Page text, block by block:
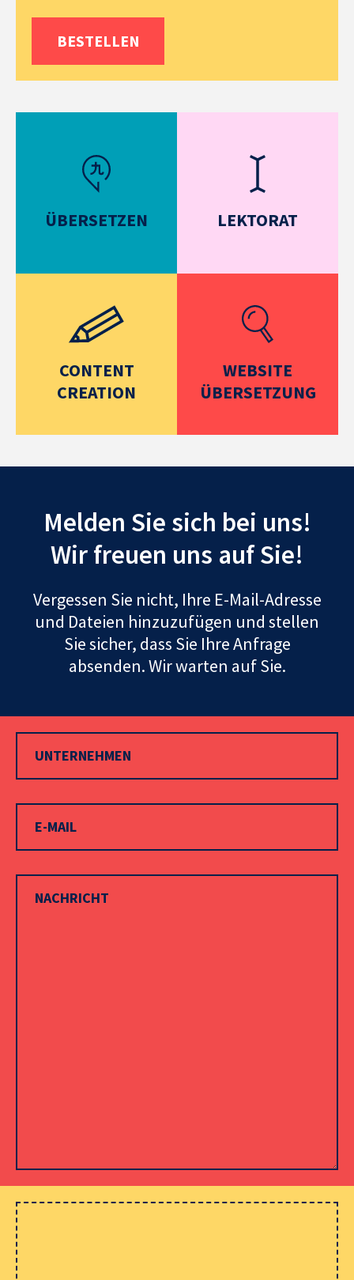
BESTELLEN
ÜBERSETZEN LEKTORAT
CONTENT
CREATION
WEBSITE
ÜBERSETZUNG
Melden Sie sich bei uns!
Wir freuen uns auf Sie!
Vergessen Sie nicht, Ihre E-Mail-Adresse
und Dateien hinzuzufügen und stellen
Sie sicher, dass Sie Ihre Anfrage
absenden. Wir warten auf Sie.